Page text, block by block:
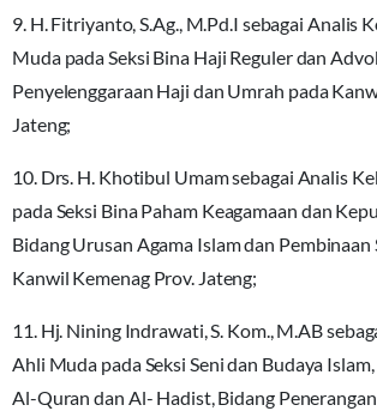
9. H. Fitriyanto, S.Ag., M.Pd.I sebagai Analis
Muda pada Seksi Bina Haji Reguler dan
Penyelenggaraan Haji dan Umrah pada
Jateng;
10. Drs. H. Khotibul Umam sebagai Analis
pada Seksi Bina Paham Keagamaan dan
Bidang Urusan Agama Islam dan Pembinaan
Kanwil Kemenag Prov. Jateng;
11. Hj. Nining Indrawati, S. Kom., M.AB
Ahli Muda pada Seksi Seni dan Budaya
Al-Quran dan Al- Hadist, Bidang